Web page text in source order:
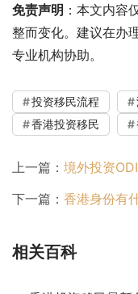
免责声明 ：本文内容
整而变化。建议在办
专业机构协助。
投资移民流程
香港投资移民
上一篇： 境外投资ODI业
下一篇： 香港身份有什么
相关百科